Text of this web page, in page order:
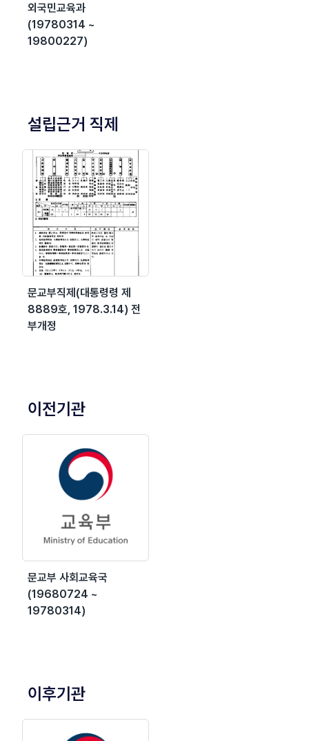
외국민교육과
(19780314 ~
19800227)
설립근거 직제
문교부직제(대통령령 제
8889호, 1978.3.14) 전
부개정
이전기관
문교부 사회교육국
(19680724 ~
19780314)
이후기관